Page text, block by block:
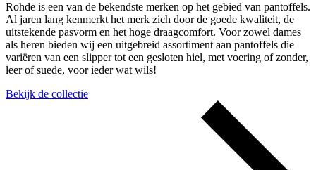
Rohde is een van de bekendste merken op het gebied van pantoffels.
Al jaren lang kenmerkt het merk zich door de goede kwaliteit, de
uitstekende pasvorm en het hoge draagcomfort. Voor zowel dames
als heren bieden wij een uitgebreid assortiment aan pantoffels die
variëren van een slipper tot een gesloten hiel, met voering of zonder,
leer of suede, voor ieder wat wils!
Bekijk de collectie